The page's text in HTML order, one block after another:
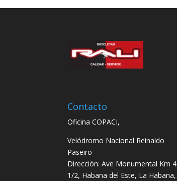
Contacto
Oficina COPACI,
Velódromo Nacional Reinaldo
Paseiro
Dirección: Ave Monumental Km 4
1/2, Habana del Este, La Habana,